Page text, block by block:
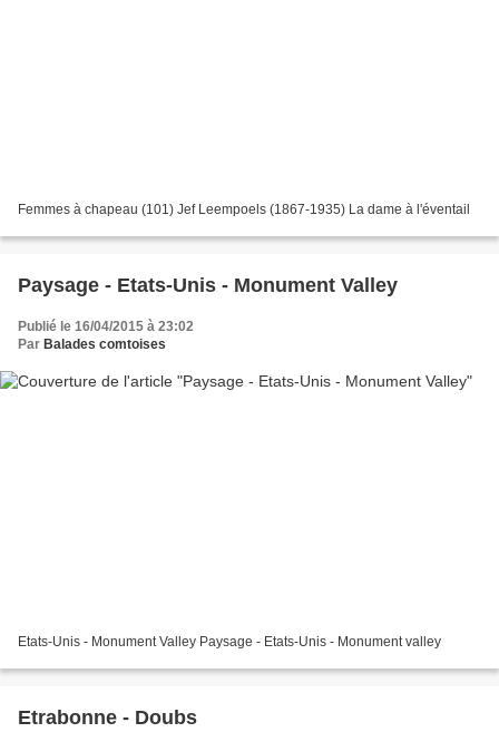
Femmes à chapeau (101) Jef Leempoels (1867-1935) La dame à l'éventail
Paysage - Etats-Unis - Monument Valley
Publié le 16/04/2015 à 23:02
Par Balades comtoises
Etats-Unis - Monument Valley Paysage - Etats-Unis - Monument valley
Etrabonne - Doubs